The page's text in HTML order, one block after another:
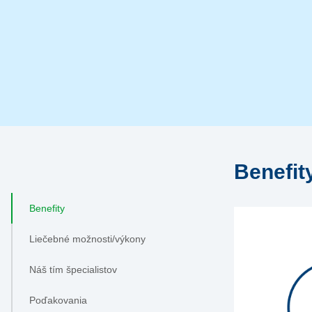
Benefity
Liečebné možnosti/výkony
Náš tím špecialistov
Poďakovania